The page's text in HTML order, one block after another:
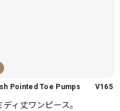
Pointed Toe Pumps V165
ィ丈ワンピース。